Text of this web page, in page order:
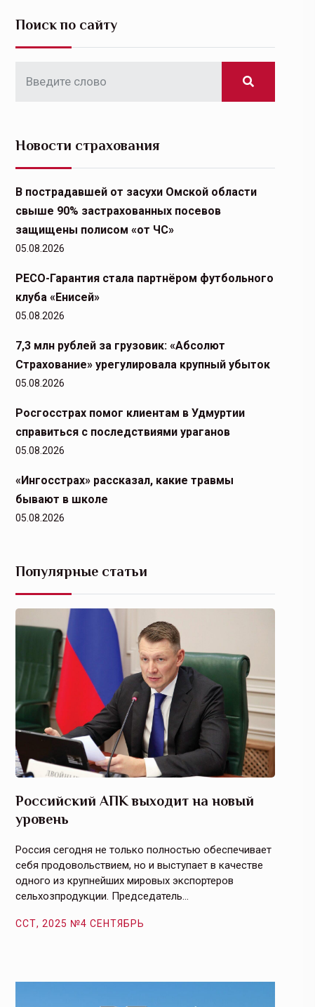
Поиск по сайту
Новости страхования
В пострадавшей от засухи Омской области
свыше 90% застрахованных посевов
защищены полисом «от ЧС»
05.08.2026
РЕСО-Гарантия стала партнёром футбольного
клуба «Енисей»
05.08.2026
7,3 млн рублей за грузовик: «Абсолют
Страхование» урегулировала крупный убыток
05.08.2026
Росгосстрах помог клиентам в Удмуртии
справиться с последствиями ураганов
05.08.2026
«Ингосстрах» рассказал, какие травмы
бывают в школе
05.08.2026
Популярные статьи
Российский АПК выходит на новый
уровень
Россия сегодня не только полностью обеспечивает
себя продовольствием, но и выступает в качестве
одного из крупнейших мировых экспортеров
сельхозпродукции. Председатель…
ССТ, 2025 №4 СЕНТЯБРЬ